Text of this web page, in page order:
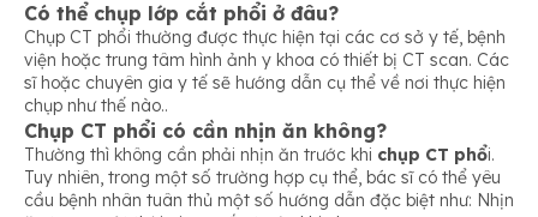
Có thể chụp lớp cắt phổi ở đâu?
Chụp CT phổi thường được thực hiện tại các cơ sở y tế, bệnh
viện hoặc trung tâm hình ảnh y khoa có thiết bị CT scan. Các
sĩ hoặc chuyên gia y tế sẽ hướng dẫn cụ thể về nơi thực hiện
chụp như thế nào..
Chụp CT phổi có cần nhịn ăn không?
Thường thì không cần phải nhịn ăn trước khi chụp CT phổi.
Tuy nhiên, trong một số trường hợp cụ thể, bác sĩ có thể yêu
cầu bệnh nhân tuân thủ một số hướng dẫn đặc biệt như: Nhịn